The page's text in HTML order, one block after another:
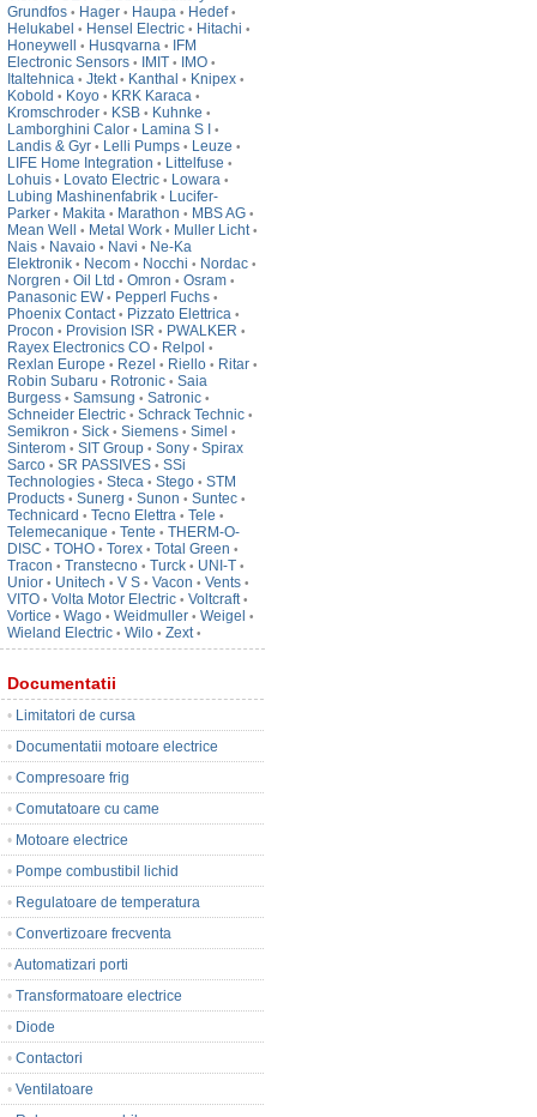
Grundfos • Hager • Haupa • Hedef •
Helukabel • Hensel Electric • Hitachi •
Honeywell • Husqvarna •
IFM
Electronic Sensors • IMIT • IMO •
Italtehnica • Jtekt • Kanthal • Knipex •
Kobold • Koyo • KRK Karaca •
Kromschroder • KSB • Kuhnke •
Lamborghini Calor • Lamina S I •
Landis & Gyr • Lelli Pumps • Leuze •
LIFE Home Integration • Littelfuse •
Lohuis • Lovato Electric • Lowara •
Lubing Mashinenfabrik • Lucifer-
Parker • Makita • Marathon • MBS AG •
Mean Well • Metal Work • Muller Licht •
Nais • Navaio • Navi • Ne-Ka
Elektronik • Necom • Nocchi • Nordac •
Norgren • Oil Ltd • Omron • Osram •
Panasonic EW • Pepperl Fuchs •
Phoenix Contact • Pizzato Elettrica •
Procon • Provision ISR • PWALKER •
Rayex Electronics CO • Relpol •
Rexlan Europe • Rezel • Riello • Ritar •
Robin Subaru • Rotronic • Saia
Burgess • Samsung • Satronic •
Schneider Electric • Schrack Technic •
Semikron • Sick • Siemens • Simel •
Sinterom • SIT Group • Sony • Spirax
Sarco • SR PASSIVES • SSi
Technologies • Steca • Stego • STM
Products • Sunerg • Sunon • Suntec •
Technicard • Tecno Elettra • Tele •
Telemecanique • Tente • THERM-O-
DISC • TOHO • Torex • Total Green •
Tracon • Transtecno • Turck • UNI-T •
Unior • Unitech • V S • Vacon • Vents •
VITO • Volta Motor Electric • Voltcraft •
Vortice • Wago • Weidmuller • Weigel •
Wieland Electric • Wilo • Zext •
Documentatii
• Limitatori de cursa
• Documentatii motoare electrice
• Compresoare frig
• Comutatoare cu came
• Motoare electrice
• Pompe combustibil lichid
• Regulatoare de temperatura
• Convertizoare frecventa
•Automatizari porti
• Transformatoare electrice
• Diode
• Contactori
• Ventilatoare